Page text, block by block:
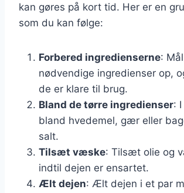
kan gøres på kort tid. Her er en
som du kan følge:
Forbered ingredienserne:
nødvendige ingredienser op,
de er klare til brug.
Bland de tørre ingredienser:
bland hvedemel, gær eller
salt.
Tilsæt væske: Tilsæt olie og
indtil dejen er ensartet.
Ælt dejen: Ælt dejen i et par